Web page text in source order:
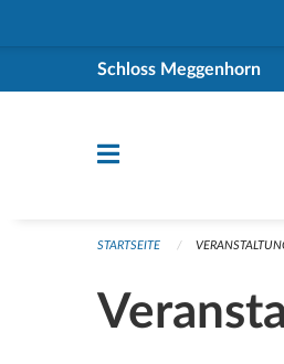
Schloss Meggenhorn
STARTSEITE